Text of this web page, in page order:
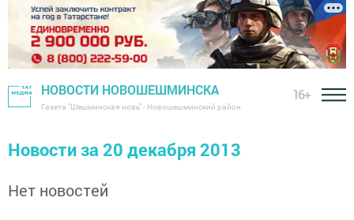
НОВОСТИ НОВОШЕШМИНСКА
Газета "Шешминская новь" - Новошешминский район
16+
Новости за 20 декабря 2013
Нет новостей